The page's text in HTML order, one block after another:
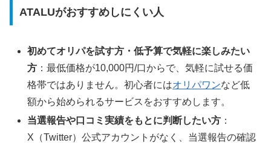
ATALUがおすすめしにくい人
初めてオリパを試す方・低予算で気軽に楽しみたい
方 ：最低価格が10,000円/口からで、気軽に試せる価
格帯ではありません。初心者にはオリパワンなど低
額から始められるサービスをおすすめします。
当選報告や口コミ実績をもとに判断したい方 ：
X（Twitter）公式アカウントがなく、当選報告の確認